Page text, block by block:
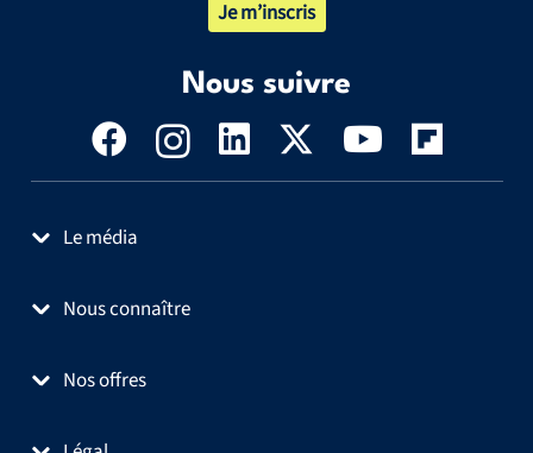
Je m’inscris
Nous suivre
Le média
Nous connaître
Nos offres